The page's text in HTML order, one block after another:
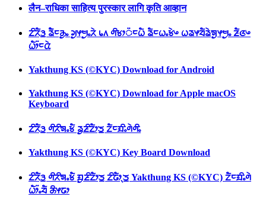
लैन–राधिका साहित्य पुरस्कार लागि कृति आव्हान
ᤁᤡᤖᤠᤋ᤻ ᤕᤠᤠᤰᤌᤢᤱ ᤆᤢᤶᤗᤢᤱᤖᤧ ᥇᥈ ᤛᤡᤃᤣ᤺ᤰᤐᤠ ᤕᤠᤰᤐᤱᤃᤧᤴ ᤐᤕᤶᤔᤠᤕᤧᤈᤢᤶᤗᤢᤱ ᤏᤠᤜᤴ
ᤐᤥ᤺ᤰᤂᤧ
Yakthung KS (©KYC) Download for Android
Yakthung KS (©KYC) Download for Apple macOS
Keyboard
ᤁᤡᤖᤠᤋ᤻ ᤛᤡᤖᤡᤈᤱᤃᤠ ᤕᤢᤏᤡᤁᤥᤍ᤻ ᤁᤠᤰᤀᤡᤱᤛᤧᤛᤡᤱ
Yakthung KS (©KYC) Key Board Download
ᤁᤡᤖᤠᤋ᤻ ᤛᤡᤖᤡᤈᤱᤃᤠ ᤀᤢᤏᤡᤁᤥᤍ᤻ ᤁᤡᤒᤥᤷᤍ᤻ Yakthung KS (©KYC) ᤁᤠᤰᤀᤡᤱᤛᤧ
ᤐᤥ᤺ᤱᤔᤠ ᤌᤡᤶᤒᤣ